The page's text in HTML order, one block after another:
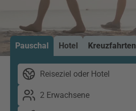
Pauschal Hotel Kreuzfahrten
Reiseziel oder Hotel
2 Erwachsene